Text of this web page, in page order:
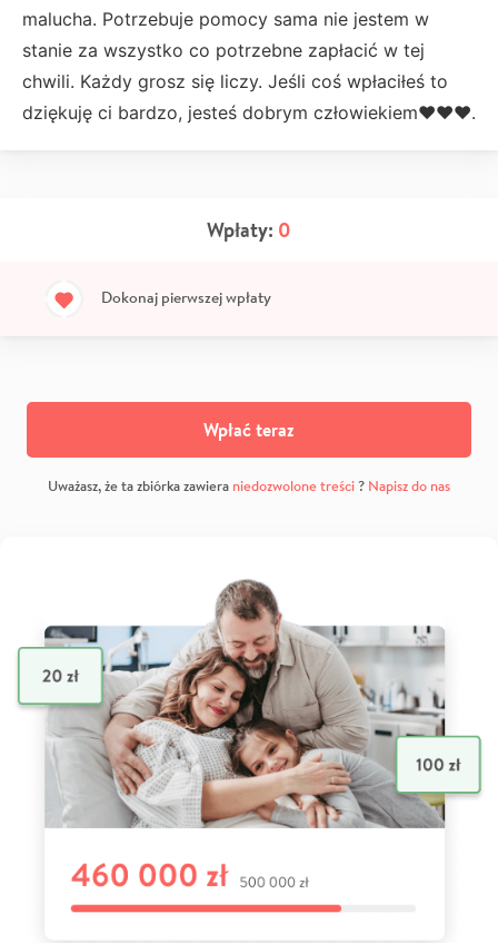
malucha. Potrzebuje pomocy sama nie jestem w
stanie za wszystko co potrzebne zapłacić w tej
chwili. Każdy grosz się liczy. Jeśli coś wpłaciłeś to
dziękuję ci bardzo, jesteś dobrym człowiekiem❤️❤️❤️.
Wpłaty: 0
Dokonaj pierwszej wpłaty
Wpłać teraz
Uważasz, że ta zbiórka zawiera niedozwolone treści? Napisz do nas